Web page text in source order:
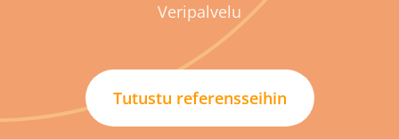
Veripalvelu
Tutustu referensseihin